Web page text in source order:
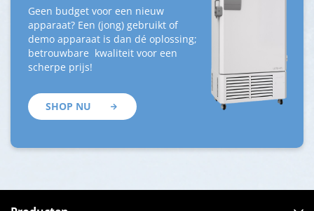
Geen budget voor een nieuw
apparaat? Een (jong) gebruikt of
demo apparaat is dan dé oplossing;
betrouwbare kwaliteit voor een
scherpe prijs!
SHOP NU